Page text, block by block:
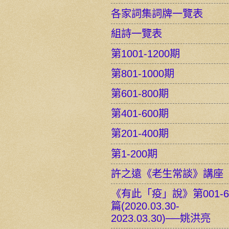
各家詞集詞牌一覽表
組詩一覽表
第1001-1200期
第801-1000期
第601-800期
第401-600期
第201-400期
第1-200期
許之遠《老生常談》講座
《有此「疫」說》第001-
篇(2020.03.30-
2023.03.30)──姚洪亮